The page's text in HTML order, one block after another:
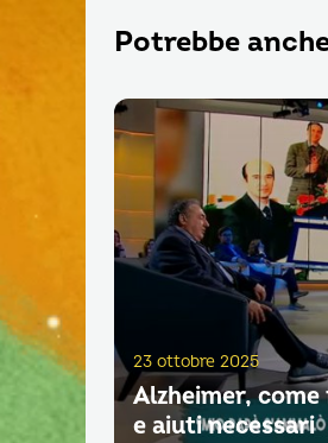
Potrebbe
23 ottobre 2025
Alzheimer,
e aiuti necessari